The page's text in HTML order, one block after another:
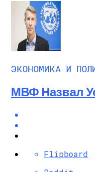
ЭКОНОМИКА И
МВФ Назвал
Flipboard